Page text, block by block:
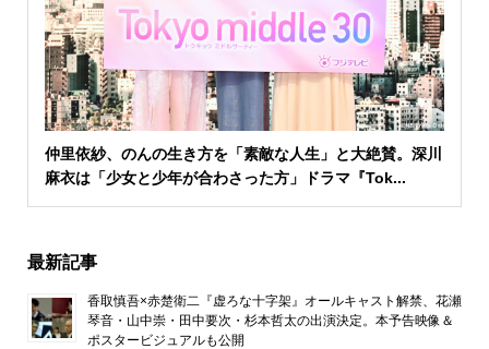
仲里依紗、のんの生き方を「素敵な人生」と大絶賛。深川
麻衣は「少女と少年が合わさった方」ドラマ『Tok...
最新記事
香取慎吾×赤楚衛二『虚ろな十字架』オールキャスト解禁、花瀬
琴音・山中崇・田中要次・杉本哲太の出演決定。本予告映像＆
ポスタービジュアルも公開